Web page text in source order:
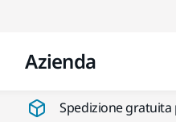
Azienda
Spedizione gratuita